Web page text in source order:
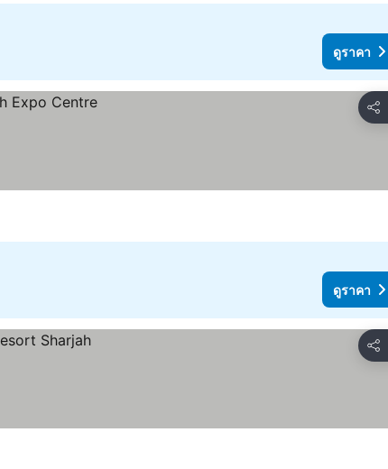
ดูราคา
แชร์
ดูราคา
แชร์